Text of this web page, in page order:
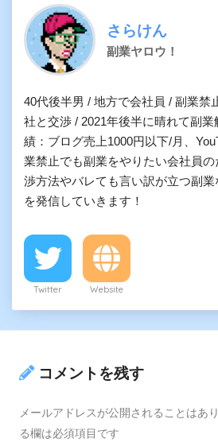
さらけん
副業ヤロウ！
40代後半男 / 地方で会社員 / 副業禁
社と交渉 / 2021年後半に晴れて副業
績：ブログ売上1000円以下/月、
業禁止でも副業をやりたい会社員
渉方法やバレても言い訳が立つ副
を発信していきます！
Twitter Website
コメントを残す
メールアドレスが公開されることはあり
る欄は必須項目です